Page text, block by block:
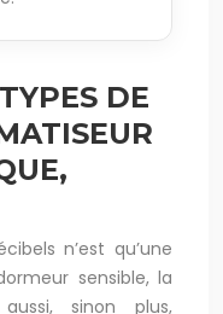
DE
n’est qu’une
sensible, la
sinon plus,